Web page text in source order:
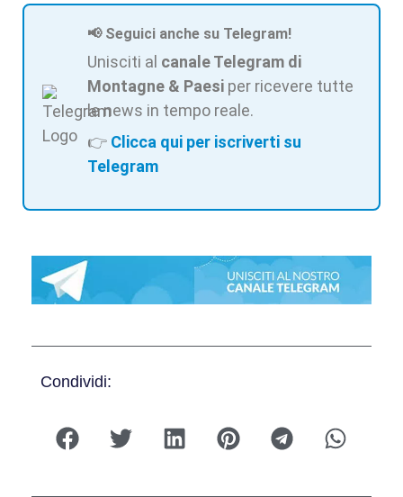
📢 Seguici anche su Telegram!
Unisciti al canale Telegram di
Montagne & Paesi per ricevere tutte
le news in tempo reale.
👉 Clicca qui per iscriverti su
Telegram
Condividi: